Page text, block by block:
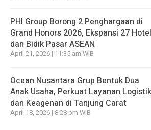
PHI Group Borong 2 Penghargaan di
Grand Honors 2026, Ekspansi 27 Hotel
dan Bidik Pasar ASEAN
April 21, 2026 | 11:35 am WIB
Ocean Nusantara Grup Bentuk Dua
Anak Usaha, Perkuat Layanan Logistik
dan Keagenan di Tanjung Carat
April 18, 2026 | 8:28 pm WIB